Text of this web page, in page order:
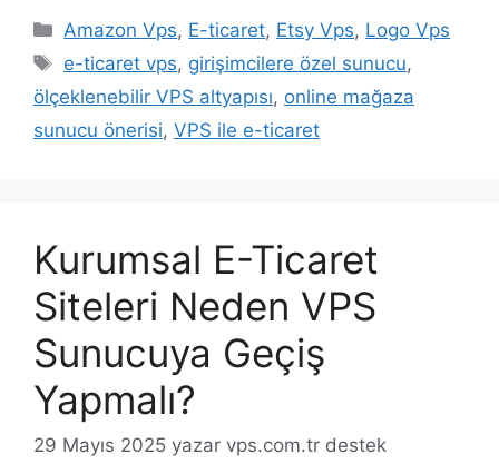
Kategoriler
Amazon Vps, E-ticaret, Etsy Vps, Logo Vps
Etiketler
e-ticaret vps, girişimcilere özel sunucu,
ölçeklenebilir VPS altyapısı, online mağaza
sunucu önerisi, VPS ile e-ticaret
Kurumsal E-Ticaret
Siteleri Neden VPS
Sunucuya Geçiş
Yapmalı?
29 Mayıs 2025 yazar vps.com.tr destek